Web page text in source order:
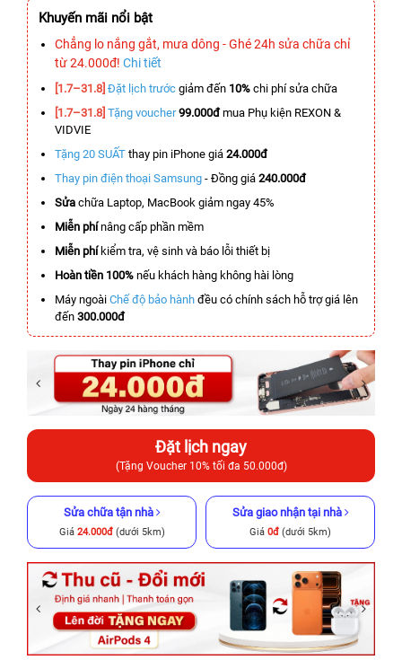
Khuyến mãi nổi bật
Chẳng lo nắng gắt, mưa dông - Ghé 24h sửa chữa chỉ
từ 24.000đ! Chi tiết
[1.7–31.8] Đặt lịch trước giảm đến 10% chi phí sửa chữa
[1.7–31.8] Tặng voucher 99.000đmua Phụ kiện REXON &
VIDVIE
Tặng 20 SUẤT thay pin iPhone giá 24.000đ
Thay pin điện thoại Samsung - Đồng giá 240.000đ
Sửa chữa Laptop, MacBook giảm ngay 45%
Miễn phínâng cấp phần mềm
Miễn phíkiểm tra, vệ sinh và báo lỗi thiết bị
Hoàn tiền 100% nếu khách hàng không hài lòng
Máy ngoài Chế độ bảo hành đều có chính sách hỗ trợ giá lên
đến 300.000đ
Đặt lịch ngay
(Tặng Voucher 10% tối đa 50.000đ)
Sửa chữa tận nhà
Giá 24.000đ(dưới 5km)
Sửa giao nhận tại nhà
Giá 0đ (dưới 5km)